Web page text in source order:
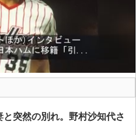
と突然の別れ。野村沙知代さ